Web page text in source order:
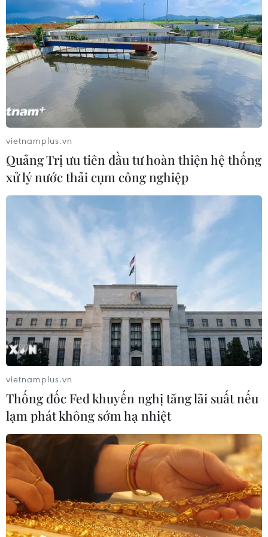
TIN LIÊN QUAN
Mở ra không gian phát triển mới để Hà
Nội phát huy tốt hơn nữa vai trò đầu tàu
30/06/2025 03:50
Việc sáp nhập mở ra không gian phát triển mới để Thủ
đô Hà Nội phát huy tốt hơn nữa vai trò đầu tàu, động
lực tăng trưởng đối với Vùng Thủ đô, Vùng kinh tế trọng
điểm Bắc Bộ và cả nước.
vietnamplus.vn
Quảng Trị ưu tiên đầu tư hoàn thiện hệ thống
xử lý nước thải cụm công nghiệp
vietnamplus.vn
Thống đốc Fed khuyến nghị tăng lãi suất nếu
lạm phát không sớm hạ nhiệt